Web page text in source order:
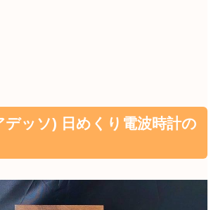
デッソ) 日めくり電波時計の